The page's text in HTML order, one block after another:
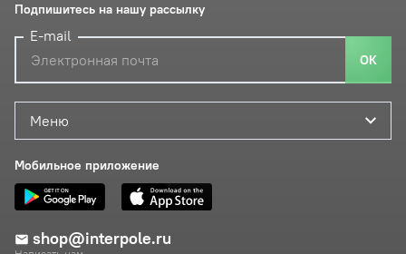
Меню
Мобильное приложение
shop@interpole.ru
Подпишитесь на нашу рассылку
E-mail
ОК